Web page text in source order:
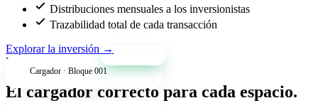
Distribuciones mensuales a los inversionistas
Trazabilidad total de cada transacción
Explorar la inversión →
+34% anual
Cargador · Bloque 001
Productos
El cargador correcto para cada espacio.